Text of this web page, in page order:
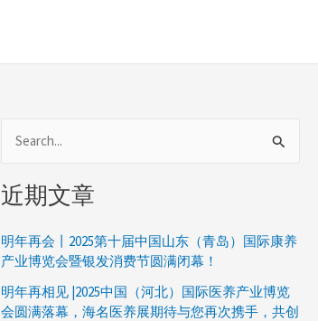
：
近期文章
明年再会丨2025第十届中国山东（青岛）国际康养
产业博览会暨银发消费节圆满闭幕！
明年再相见 |2025中国（河北）国际医养产业博览
会圆满落幕，海名医养展期待与您再次携手，共创